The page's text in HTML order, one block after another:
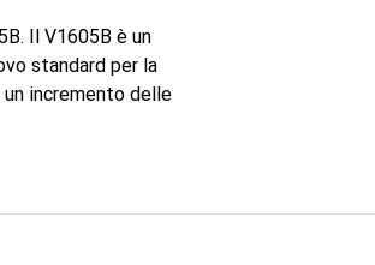
Il V1605B è un
standard per la
incremento delle